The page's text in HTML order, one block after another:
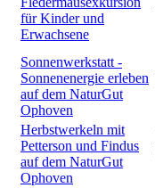
für Kinder und
Erwachsene
Sonnenwerkstatt -
Sonnenenergie erleben
auf dem NaturGut
Ophoven
Herbstwerkeln mit
Petterson und Findus
auf dem NaturGut
Ophoven